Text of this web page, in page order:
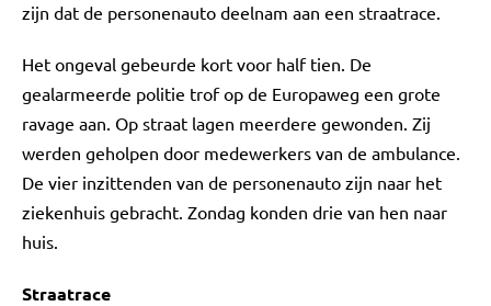
zijn dat de personenauto deelnam aan een straatrace.
Het ongeval gebeurde kort voor half tien. De
gealarmeerde politie trof op de Europaweg een grote
ravage aan. Op straat lagen meerdere gewonden. Zij
werden geholpen door medewerkers van de ambulance.
De vier inzittenden van de personenauto zijn naar het
ziekenhuis gebracht. Zondag konden drie van hen naar
huis.
Straatrace